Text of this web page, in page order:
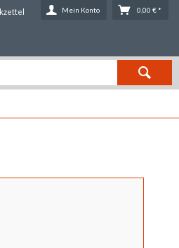
Mein Konto 0,00 € *